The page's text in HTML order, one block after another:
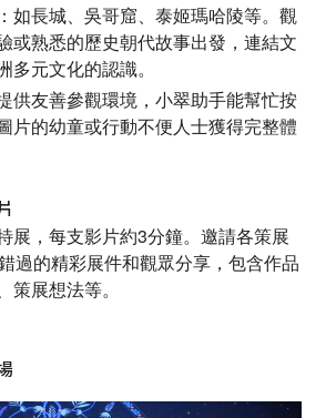
如長城、吳哥窟、泰姬瑪哈陵等。觀
或熟悉的歷史朝代故事出發，連結文
多元文化的認識。
供友善參觀環境，小翠助手能幫忙按
片的幼童或行動不便人士獲得完整體
展，每支影片約3分鐘。邀請各策展
過的精彩展件和觀眾分享，包含作品
展想法等。